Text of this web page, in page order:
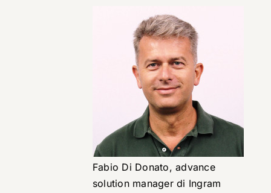
Fabio Di Donato, advance
solution manager di Ingram